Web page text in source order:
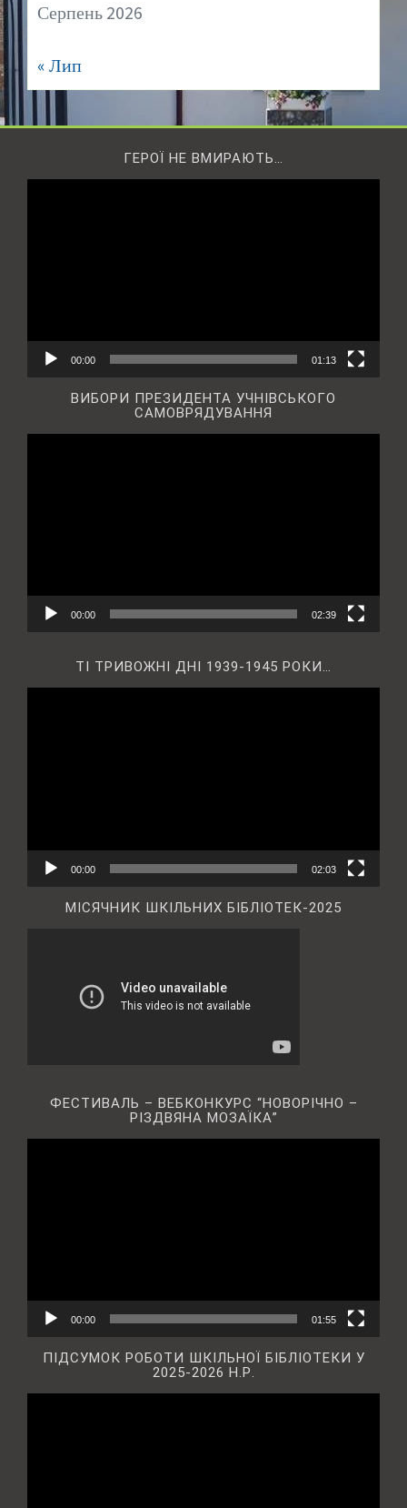
Серпень 2026
« Лип
ГЕРОЇ НЕ ВМИРАЮТЬ…
00:00 01:13
ВИБОРИ ПРЕЗИДЕНТА УЧНІВСЬКОГО
САМОВРЯДУВАННЯ
00:00 02:39
ТІ ТРИВОЖНІ ДНІ 1939-1945 РОКИ…
00:00 02:03
МІСЯЧНИК ШКІЛЬНИХ БІБЛІОТЕК-2025
ФЕСТИВАЛЬ – ВЕБКОНКУРС “НОВОРІЧНО –
РІЗДВЯНА МОЗАЇКА”
00:00 01:55
ПІДСУМОК РОБОТИ ШКІЛЬНОЇ БІБЛІОТЕКИ У
2025-2026 Н.Р.